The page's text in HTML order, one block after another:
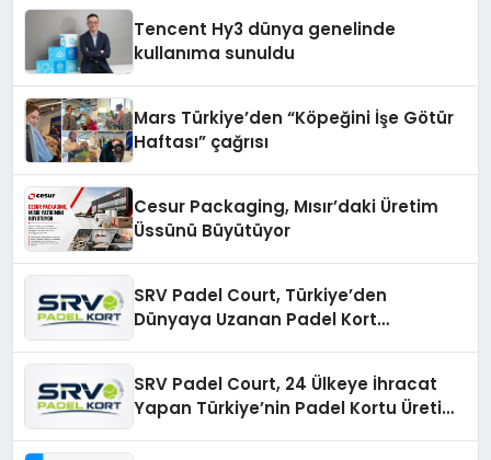
Tencent Hy3 dünya genelinde
kullanıma sunuldu
Mars Türkiye’den “Köpeğini İşe Götür
Haftası” çağrısı
Cesur Packaging, Mısır’daki Üretim
Üssünü Büyütüyor
SRV Padel Court, Türkiye’den
Dünyaya Uzanan Padel Kort
SRV Padel Court, 24 Ülkeye İhracat
Yapan Türkiye’nin Padel Kortu Üretim